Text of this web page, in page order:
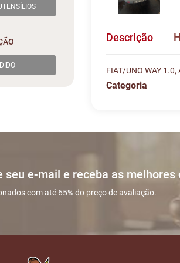
Descrição
FIAT/UNO WAY
Categoria
# DATA/
2 15/07
18/07
Sua dúvida
Nome
seu e-mail e receba as
com até 65% do preço de avaliação.